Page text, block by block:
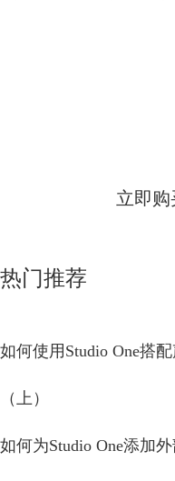
立即购
热门推荐
如何使用Studio One搭
（上）
如何为Studio One添加